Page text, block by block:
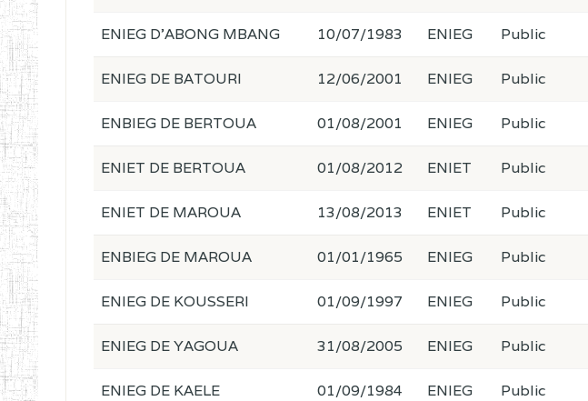
ENIEG D'ABONG MBANG 10/07/1983 ENIEG Public
ENIEG DE BATOURI 12/06/2001 ENIEG Public
ENBIEG DE BERTOUA 01/08/2001 ENIEG Public
ENIET DE BERTOUA 01/08/2012 ENIET Public
ENIET DE MAROUA 13/08/2013 ENIET Public
ENBIEG DE MAROUA 01/01/1965 ENIEG Public
ENIEG DE KOUSSERI 01/09/1997 ENIEG Public
ENIEG DE YAGOUA 31/08/2005 ENIEG Public
ENIEG DE KAELE 01/09/1984 ENIEG Public